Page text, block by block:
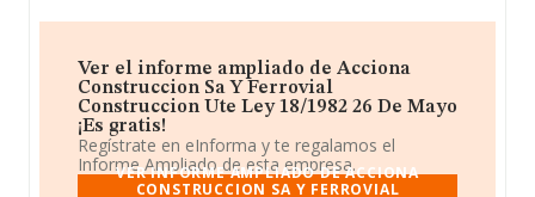
Ver el informe ampliado de Acciona
Construccion Sa Y Ferrovial
Construccion Ute Ley 18/1982 26 De Mayo
¡Es gratis!
Regístrate en eInforma y te regalamos el
Informe Ampliado de esta empresa.
VER INFORME AMPLIADO DE ACCIONA
CONSTRUCCION SA Y FERROVIAL